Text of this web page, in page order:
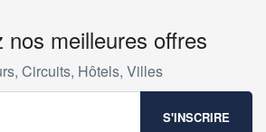
nos meilleures offres
Circuits, Hôtels, Villes